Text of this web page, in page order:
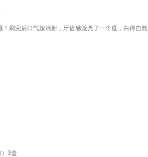
刷完后口气超清新，牙齿感觉亮了一个度，白得自
3盒